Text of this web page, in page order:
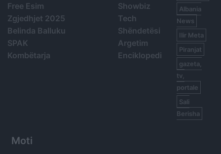
Free Esim
Zgjedhjet 2025
Belinda Balluku
SPAK
Kombëtarja
Showbiz
Tech
Shëndetësi
Argetim
Enciklopedi
Albania
News
Ilir Meta
Piranjat
gazeta,
tv,
portale
Sali
Berisha
Moti